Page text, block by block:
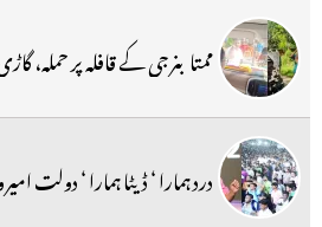
ممتا بنرجی کے قافلہ پر حملہ، گاڑی
درد ہمارا ‘ ڈیٹا ہمارا ‘ دولت